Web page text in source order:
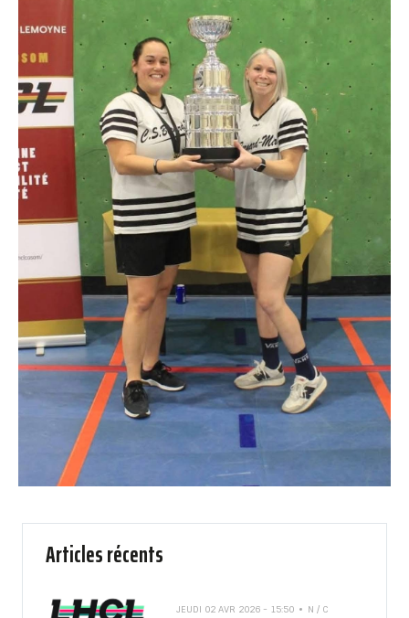
Articles récents
JEUDI 02 AVR 2026 - 15:50 N / C